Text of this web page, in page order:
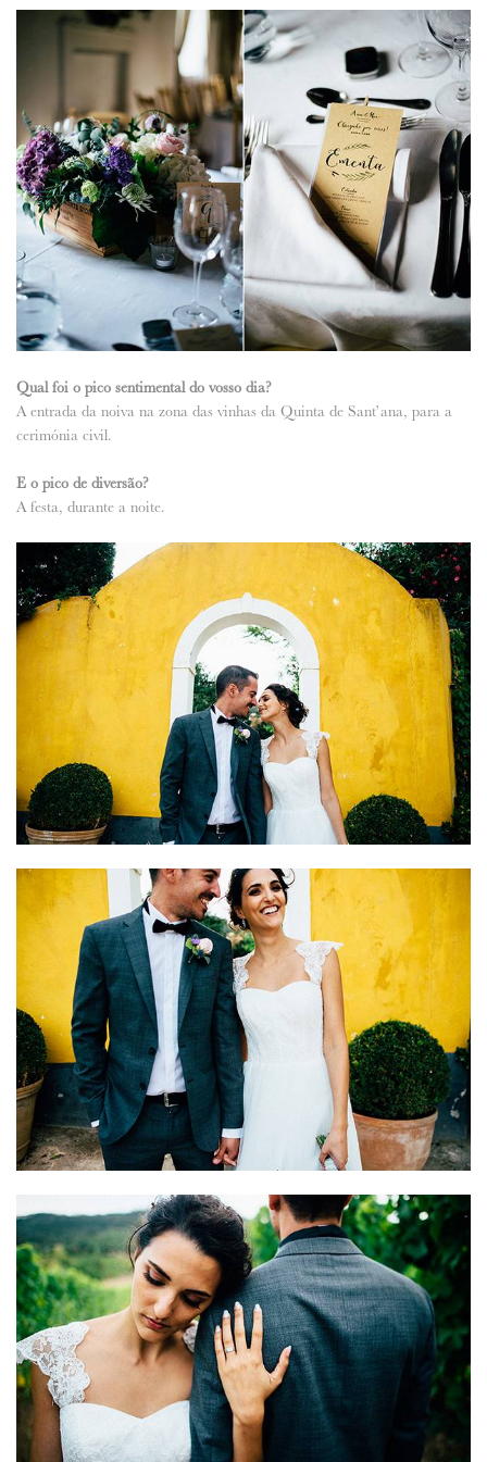
Qual foi o pico sentimental do vosso dia?
A entrada da noiva na zona das vinhas da Quinta de Sant’ana, para a
cerimónia civil.
E o pico de diversão?
A festa, durante a noite.